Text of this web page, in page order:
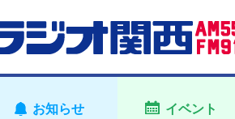
お知らせ イベント